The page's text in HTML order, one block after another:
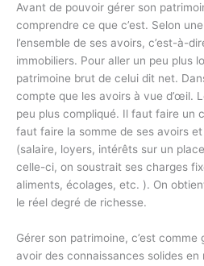
Avant de pouvoir gérer son
comprendre ce que c’est. Selon
l’ensemble de ses avoirs, c’est-à-
immobiliers. Pour aller un peu plus
patrimoine brut de celui dit net.
compte que les avoirs à vue d’œil.
peu plus compliqué. Il faut faire un
faut faire la somme de ses avoirs
(salaire, loyers, intérêts sur un
celle-ci, on soustrait ses charges
aliments, écolages, etc. ). On
le réel degré de richesse.
Gérer son patrimoine, c’est
avoir des connaissances solides